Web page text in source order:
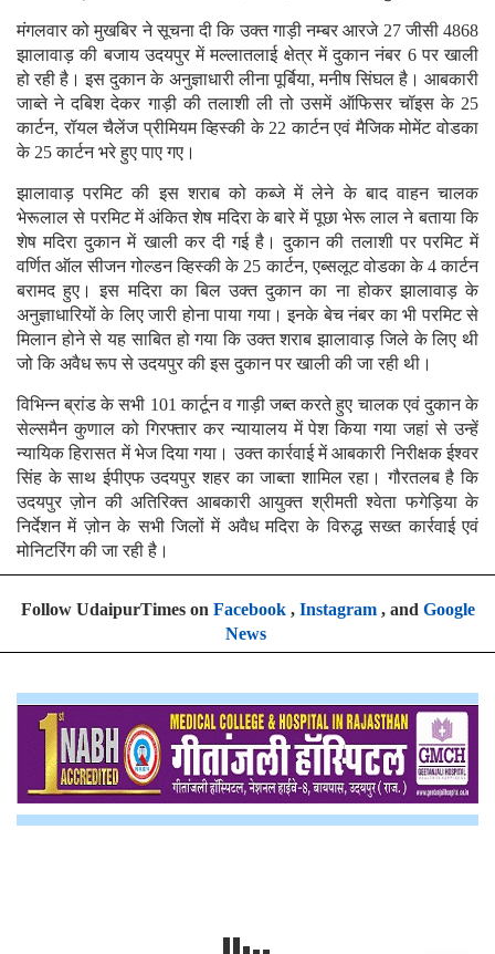
मंगलवार को मुखबिर ने सूचना दी कि उक्त गाड़ी नम्बर आरजे 27 जीसी 4868
झालावाड़ की बजाय उदयपुर में मल्लातलाई क्षेत्र में दुकान नंबर 6 पर खाली
हो रही है। इस दुकान के अनुज्ञाधारी लीना पूर्बिया, मनीष सिंघल है। आबकारी
जाब्ते ने दबिश देकर गाड़ी की तलाशी ली तो उसमें ऑफिसर चॉइस के 25
कार्टन, रॉयल चैलेंज प्रीमियम व्हिस्की के 22 कार्टन एवं मैजिक मोमेंट वोडका
के 25 कार्टन भरे हुए पाए गए।
झालावाड़ परमिट की इस शराब को कब्जे में लेने के बाद वाहन चालक
भेरूलाल से परमिट में अंकित शेष मदिरा के बारे में पूछा भेरू लाल ने बताया कि
शेष मदिरा दुकान में खाली कर दी गई है। दुकान की तलाशी पर परमिट में
वर्णित ऑल सीजन गोल्डन व्हिस्की के 25 कार्टन, एब्सलूट वोडका के 4 कार्टन
बरामद हुए। इस मदिरा का बिल उक्त दुकान का ना होकर झालावाड़ के
अनुज्ञाधारियों के लिए जारी होना पाया गया। इनके बेच नंबर का भी परमिट से
मिलान होने से यह साबित हो गया कि उक्त शराब झालावाड़ जिले के लिए थी
जो कि अवैध रूप से उदयपुर की इस दुकान पर खाली की जा रही थी।
विभिन्न ब्रांड के सभी 101 कार्टून व गाड़ी जब्त करते हुए चालक एवं दुकान के
सेल्समैन कुणाल को गिरफ्तार कर न्यायालय में पेश किया गया जहां से उन्हें
न्यायिक हिरासत में भेज दिया गया। उक्त कार्रवाई में आबकारी निरीक्षक ईश्वर
सिंह के साथ ईपीएफ उदयपुर शहर का जाब्ता शामिल रहा। गौरतलब है कि
उदयपुर ज़ोन की अतिरिक्त आबकारी आयुक्त श्रीमती श्वेता फगेड़िया के
निर्देशन में ज़ोन के सभी जिलों में अवैध मदिरा के विरुद्ध सख्त कार्रवाई एवं
मोनिटरिंग की जा रही है।
Follow UdaipurTimes on Facebook, Instagram, and Google
News